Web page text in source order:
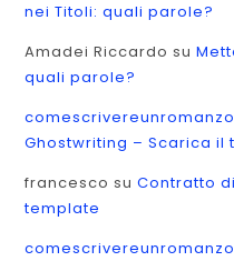
nei Titoli: quali parole?
Amadei Riccardo su
quali parole?
Ghostwriting – Scarica il
francesco suContratto
template